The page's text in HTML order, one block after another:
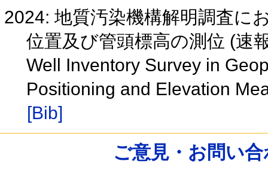
2024: 地質汚染機構解明調査に
位置及び管頭標高の測位 (速
Well Inventory Survey in
Positioning and Elevation
[Bib]
ご意見・お問い